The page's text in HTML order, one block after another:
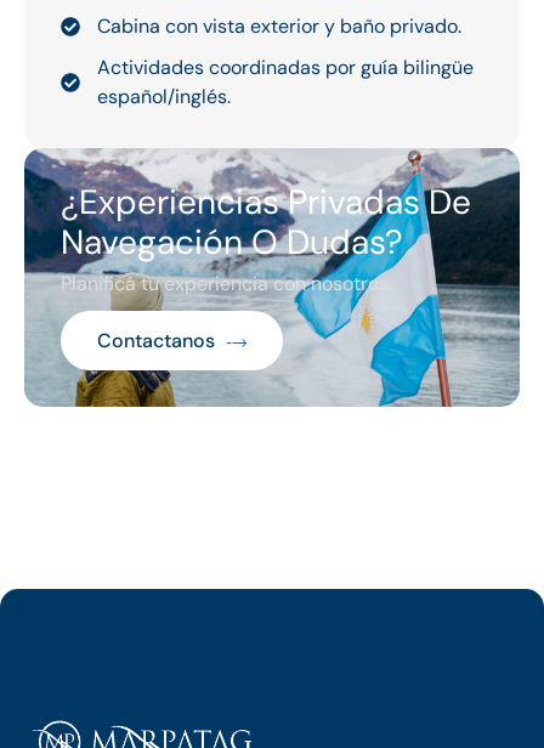
Cabina con vista exterior y baño privado.
Actividades coordinadas por guía bilingüe
español/inglés.
¿Experiencias Privadas De
Navegación O Dudas?
Planificá tu experiencia con nosotros.
Contactanos